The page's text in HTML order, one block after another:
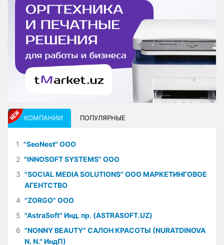
КОМПАНИИ ПОПУЛЯРНЫЕ
1 "SeoNest" ООО
2 "INNOSOFT SYSTEMS" ООО
3 "SOCIAL MEDIA SOLUTIONS" ООО МАРКЕТИНГОВОЕ
АГЕНТСТВО
4 "ZORGO" ООО
5 "AstraSoft" Инд. пр. (ASTRASOFT.UZ)
6 "NONNY BEAUTY" САЛОН КРАСОТЫ (NURATDINOVA
N. N." ИндП)